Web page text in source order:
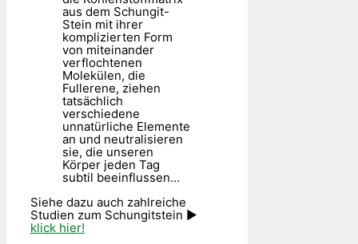
aus dem Schungit-
Stein mit ihrer
komplizierten Form
von miteinander
verflochtenen
Molekülen, die
Fullerene, ziehen
tatsächlich
verschiedene
unnatürliche Elemente
an und neutralisieren
sie, die unseren
Körper jeden Tag
subtil beeinflussen…
Siehe dazu auch zahlreiche
Studien zum Schungitstein ►
klick hier!